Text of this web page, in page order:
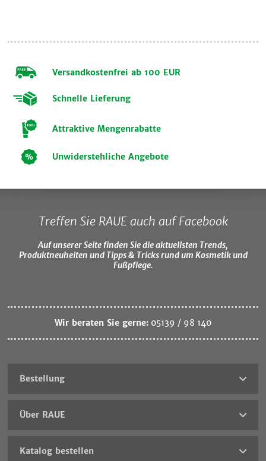
Versandkostenfrei ab 100 EUR
Schnelle Lieferung
Attraktive Mengenrabatte
Unwiderstehliche Angebote
Treffen Sie RAUE auch auf Facebook
Auf unserer Seite finden Sie die aktuellsten Trends,
Produktneuheiten und Tipps & Tricks rund um Kosmetik und
Fußpflege.
Wir beraten Sie gerne: 05139 / 98 140
Bestellung
Über RAUE
Katalog bestellen